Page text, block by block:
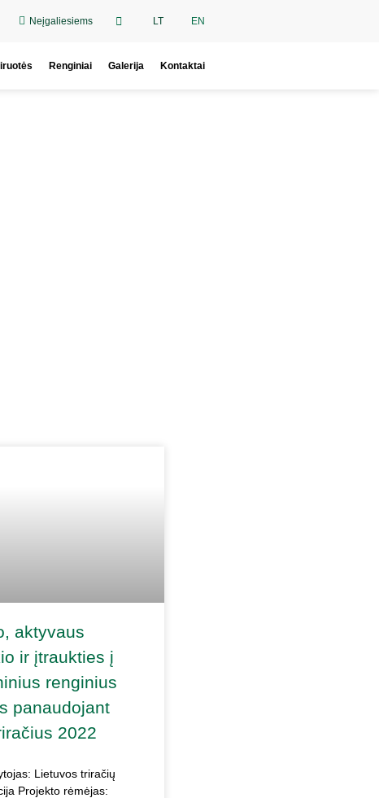
Neįgaliesiems LT EN
Renginiai Galerija Kontaktai
aktyvaus
ir įtraukties į
renginius
panaudojant
2022
Lietuvos triračių
Projekto rėmėjas: